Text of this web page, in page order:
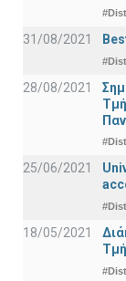
31/08/2021
28/08/2021
25/06/2021
18/05/2021